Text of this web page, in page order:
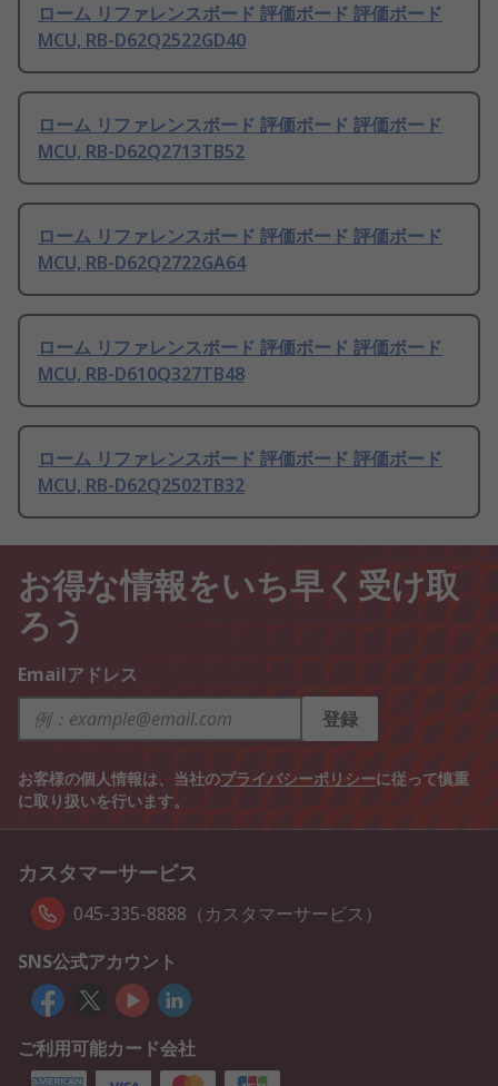
ローム リファレンスボード 評価ボード 評価ボード
MCU, RB-D62Q2522GD40
ローム リファレンスボード 評価ボード 評価ボード
MCU, RB-D62Q2713TB52
ローム リファレンスボード 評価ボード 評価ボード
MCU, RB-D62Q2722GA64
ローム リファレンスボード 評価ボード 評価ボード
MCU, RB-D610Q327TB48
ローム リファレンスボード 評価ボード 評価ボード
MCU, RB-D62Q2502TB32
お得な情報をいち早く受け取
ろう
Emailアドレス
登録
お客様の個人情報は、当社のプライバシーポリシーに従って慎重
に取り扱いを行います。
カスタマーサービス
045-335-8888（カスタマーサービス）
SNS公式アカウント
ご利用可能カード会社